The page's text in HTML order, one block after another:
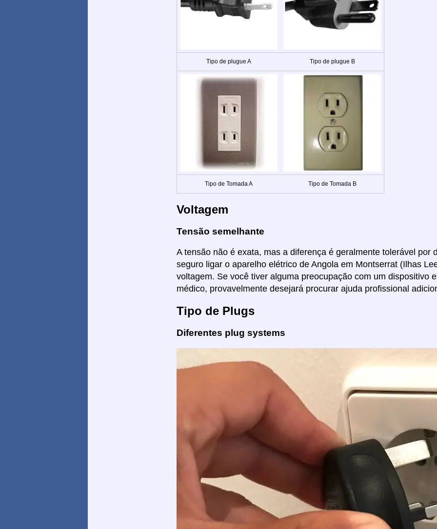
Tipo de plugue A Tipo de plugue B
Tipo de Tomada A Tipo de Tomada B
Voltagem
Tensão semelhante
A tensão não é exata, mas a diferença é geralmente tolerável por
seguro ligar o aparelho elétrico de Angola em Montserrat (Ilhas
voltagem. Se você tiver alguma preocupação com um dispositivo
médico, provavelmente desejará procurar ajuda profissional
Tipo de Plugs
Diferentes plug systems